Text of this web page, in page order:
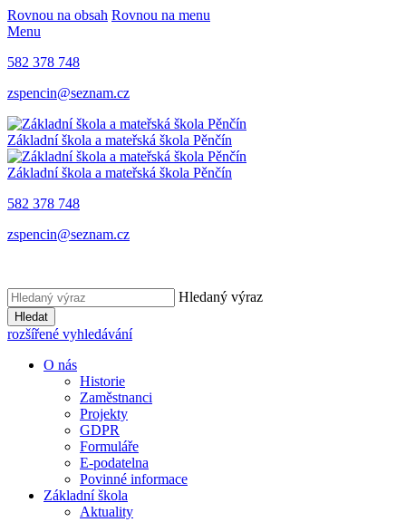
Rovnou na obsah Rovnou na menu
Menu
582 378 748
zspencin@seznam.cz
Základní škola a mateřská škola Pěnčín
Základní škola a mateřská škola Pěnčín
582 378 748
zspencin@seznam.cz
Hledaný výraz
Hledat
rozšířené vyhledávání
O nás
Historie
Zaměstnanci
Projekty
GDPR
Formuláře
E-podatelna
Povinné informace
Základní škola
Aktuality